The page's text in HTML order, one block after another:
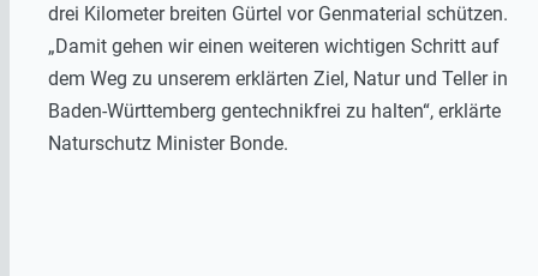
drei Kilometer breiten Gürtel vor Genmaterial schützen.
„Damit gehen wir einen weiteren wichtigen Schritt auf
dem Weg zu unserem erklärten Ziel, Natur und Teller in
Baden-Württemberg gentechnikfrei zu halten“, erklärte
Naturschutz Minister Bonde.